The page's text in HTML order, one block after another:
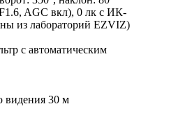
AGC вкл), 0 лк с ИК-
из лабораторий EZVIZ)
с автоматическим
видения 30 м